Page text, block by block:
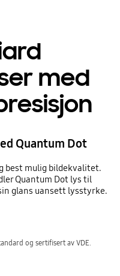
med
Quantum Dot
best mulig bildekvalitet.
Quantum Dot lys til
glans uansett lysstyrke.
og sertifisert av VDE.